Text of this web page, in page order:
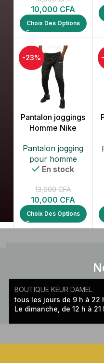
10,000 CFA
Choix Des Options
-23%
Pantalon joggings
Homme Nike
Pantalon jogging
pour homme
En stock
13,000CFA
10,000 CFA
Choix Des Options
BOUTIQUE KEUR DAMEL
tous les jours de 9 h à 22
Le dimanche, de 12 h à 21